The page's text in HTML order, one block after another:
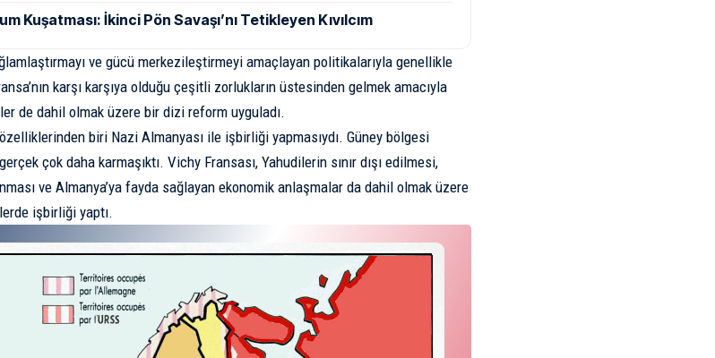
Kuşatması: İkinci Pön Savaşı’nı Tetikleyen Kıvılcım
ve gücü merkezileştirmeyi amaçlayan politikalarıyla genellikle
karşı karşıya olduğu çeşitli zorlukların üstesinden gelmek amacıyla
de dahil olmak üzere bir dizi reform uyguladı.
biri Nazi Almanyası ile işbirliği yapmasıydı. Güney bölgesi
çok daha karmaşıktı. Vichy Fransası, Yahudilerin sınır dışı edilmesi,
ve Almanya’ya fayda sağlayan ekonomik anlaşmalar da dahil olmak üzere
işbirliği yaptı.